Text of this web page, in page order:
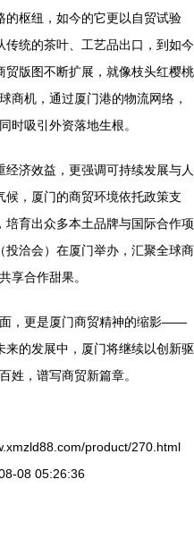
的枢纽，如今的它更以自贸试验
统的茶叶、工艺品出口，到如今
贸版图不断扩展，就像枝头红樱桃
商机，通过厦门港的物流网络，
时吸引外资落地生根。
济效益，更强调可持续发展与人
，厦门的商贸环境依托政策支
育出众多本土品牌与国际合作项
投洽会）在厦门举办，汇聚全球商
享合作甜果。
面，更是厦门商贸精神的缩影——
的发展中，厦门将继续以创新驱
姓，谱写商贸新篇章。
product/270.html
08 05:26:36